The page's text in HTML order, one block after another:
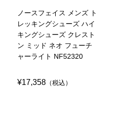
ノースフェイス メンズ ト
レッキングシューズ ハイ
キングシューズ クレスト
ン ミッド ネオ フューチ
ャーライト NF52320
¥17,358 （税込）